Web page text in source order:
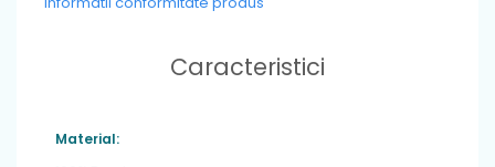
Caracteristici
Material: